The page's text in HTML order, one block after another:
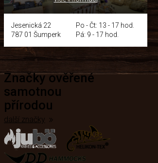
Jesenická 22
787 01 Šumperk
Po - Čt: 13 - 17 hod.
Pá: 9 - 17 hod.
Značky ověřené
samotnou
přírodou
další značky